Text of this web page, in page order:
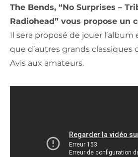
The Bends, “No Surprises –
Radiohead” vous propose un
Il sera proposé de jouer
que d’autres grands classiques
Avis aux amateurs.